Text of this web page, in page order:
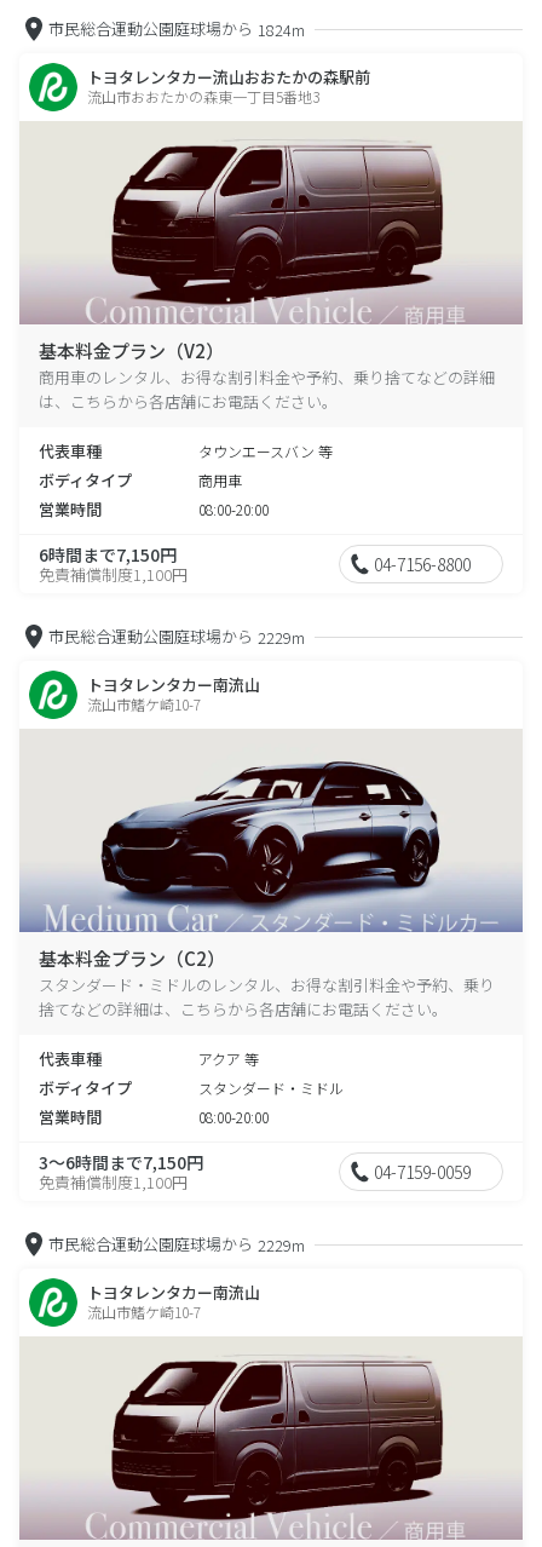
市民総合運動公園庭球場から 1824m
トヨタレンタカー流山おおたかの森駅前
流山市おおたかの森東一丁目5番地3
基本料金プラン（V2）
商用車のレンタル、お得な割引料金や予約、乗り捨てなどの詳細
は、こちらから各店舗にお電話ください。
代表車種 タウンエースバン 等
ボディタイプ 商用車
営業時間 08:00-20:00
6時間まで7,150円
免責補償制度1,100円 04-7156-8800
市民総合運動公園庭球場から 2229m
トヨタレンタカー南流山
流山市鰭ケ崎10-7
基本料金プラン（C2）
スタンダード・ミドルのレンタル、お得な割引料金や予約、乗り
捨てなどの詳細は、こちらから各店舗にお電話ください。
代表車種 アクア 等
ボディタイプ スタンダード・ミドル
営業時間 08:00-20:00
3～6時間まで7,150円
免責補償制度1,100円 04-7159-0059
市民総合運動公園庭球場から 2229m
トヨタレンタカー南流山
流山市鰭ケ崎10-7